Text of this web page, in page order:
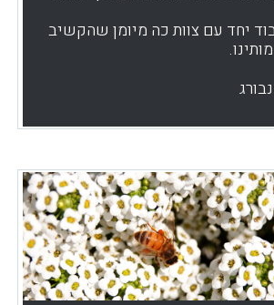
יחד עם צוות כה מיומן שהקשיב